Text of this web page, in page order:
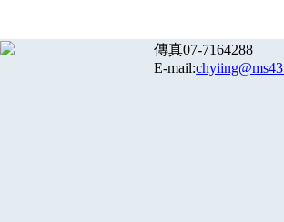
傳真07-7164288
E-mail: